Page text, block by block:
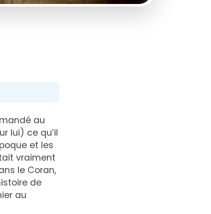
au
lui) ce qu’il
et les
vraiment
le Coran,
de
au